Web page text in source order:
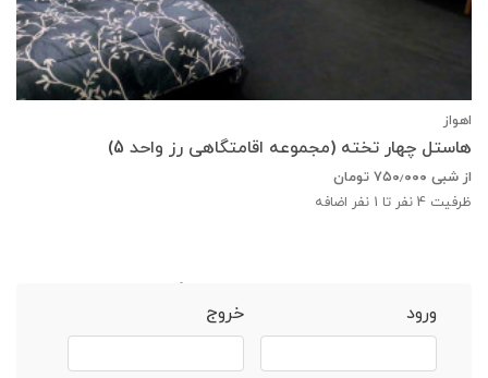
اهواز
هاستل چهار تخته (مجموعه اقامتگاهی رز واحد 5)
از شبی ۷۵۰٫۰۰۰ تومان
ظرفیت 4 نفر تا 1 نفر اضافه
ورود
خروج